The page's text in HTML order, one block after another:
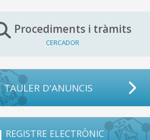
Procediments i tràmits
CERCADOR
TAULER D'ANUNCIS
REGISTRE ELECTRÒNIC